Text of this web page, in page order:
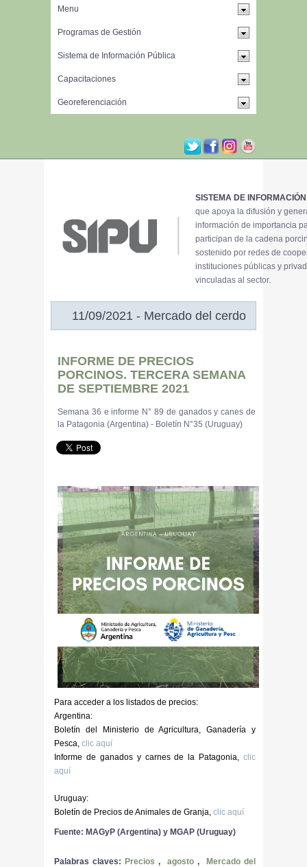
SISTEMA DE
que apoya la difusión y
información de importancia
participan de la cadena
sostenido por redes de
instituciones públicas y
vinculadas al sector.
11/09/2021 - Mercado del cerdo
INFORME DE PRECIOS
PORCINOS. TERCERA SEMANA
DE SEPTIEMBRE 2021
Semana 36 e informe N° 89 de ganados y canes de
la Patagonia (Argentina) - Boletín N°35 (Uruguay)
Para acceder a los listados de precios:
Argentina:
Boletín del Ministerio de Agricultura, Ganadería y
Pesca, clic aquí
Informe de ganados y carnes de la Patagonia, clic
aquí
Uruguay:
Boletín de Precios de Animales de Granja, clic aquí
Fuente: MAGyP (Argentina) y MGAP (Uruguay)
Palabras claves: Precios , agosto ,
Mercado del